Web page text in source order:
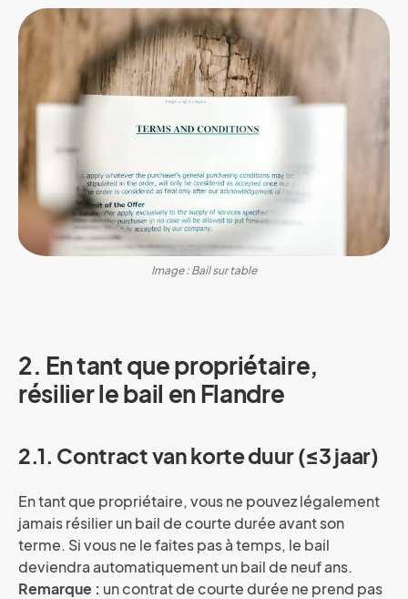
Image : Bail sur table
2. En tant que propriétaire,
résilier le bail en Flandre
2.1. Contract van korte duur (≤3 jaar)
En tant que propriétaire, vous ne pouvez légalement
jamais résilier un bail de courte durée avant son
terme. Si vous ne le faites pas à temps, le bail
deviendra automatiquement un bail de neuf ans.
Remarque : un contrat de courte durée ne prend pas